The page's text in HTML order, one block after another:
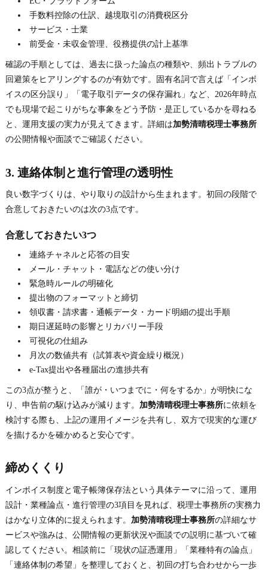
手数料控除の仕訳、越境取引の消費税区分
サービス・士業
前受金・未収金管理、役務提供の計上基準
確認の手順としては、過去に扱った論点の種類や、頻出トラブルの
回避策をヒアリングするのが有効です。固有名詞で言えば「インボ
イスの区分誤り」「電子取引データの保存漏れ」など、2026年時点
でも現場で起こりがちな事象をどう予防・是正しているかを尋ねる
と、運用支援の実力が見えてきます。詳細は加勢清晴税理士事務所
の公開情報や面談でご確認ください。
3. 連絡体制と進行管理の透明性
良い数字づくりは、やり取りの設計から生まれます。初回の段階で
合意しておきたいのは次の3点です。
合意しておきたい3つ
連絡チャネルと応答の目安
メール・チャット・電話などの使い分け
緊急時ルールの明確化
提出物のフォーマットと締切
領収書・請求書・通帳データ・カード明細の提出手順
期日遅延時の影響とリカバリー手段
可視化の仕組み
月次の数値共有（試算表や資金繰り概況）
e-Tax提出や各種届出の進捗共有
この3点が整うと、「誰が・いつまでに・何をするか」が明快にな
り、申告前の駆け込みが減ります。 加勢清晴税理士事務所に依頼を
検討する際も、上記の運用イメージを共有し、双方で現実的な運び
を描けるかを確かめると安心です。
締めくくり
インボイス制度と電子帳簿保存法という具体テーマに沿って、運用
設計・業種論点・進行管理の3項目を見れば、税理士事務所の実務力
はかなり立体的に捉えられます。 加勢清晴税理士事務所の詳細なサ
ービスや強みは、公開情報の更新状況や面談での説明に基づいて確
認してください。相談前に「現状の証憑運用」「業種特有の論点」
「連絡体制の希望」を整理しておくと、初回の打ち合わせから一歩